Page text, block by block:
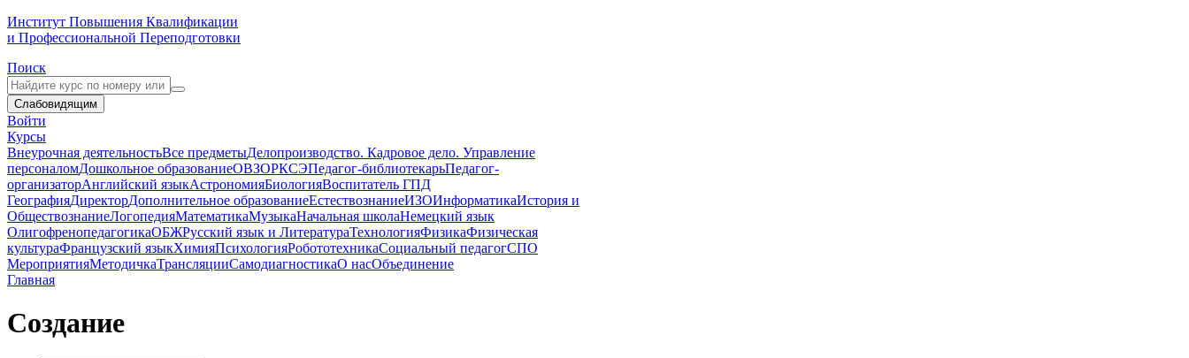
Институт Повышения Квалификации
и Профессиональной Переподготовки
Поиск
Слабовидящим
Войти
Курсы
Внеурочная деятельностьВсе предметыДелопроизводство. Кадровое дело. Управление
персоналомДошкольное образованиеОВЗОРКСЭПедагог-библиотекарьПедагог-
организаторАнглийский языкАстрономияБиологияВоспитатель ГПД
ГеографияДиректорДополнительное образованиеЕстествознаниеИЗОИнформатикаИстория и
ОбществознаниеЛогопедияМатематикаМузыкаНачальная школаНемецкий язык
ОлигофренопедагогикаОБЖРусский язык и ЛитератураТехнологияФизикаФизическая
культураФранцузский языкХимияПсихологияРобототехникаСоциальный педагогСПО
МероприятияМетодичкаТрансляцииСамодиагностикаО насОбъединение
Главная
Создание